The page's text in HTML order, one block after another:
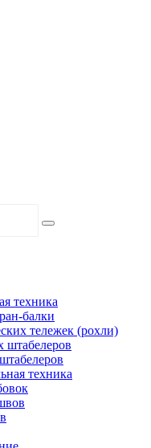
техника
балки
тележек (рохли)
штабелеров
техника